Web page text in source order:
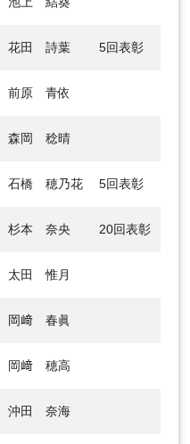
花田 詩葉 5回表彰
前原 青依
森岡 稔晴
石橋 穂乃花 5回表彰
杉本 奈央 20回表彰
太田 惟月
岡﨑 春眞
岡﨑 穂高
沖田 奈海